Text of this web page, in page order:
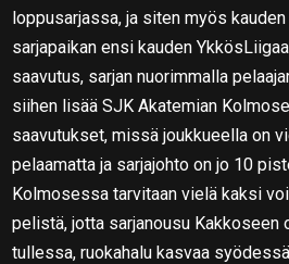
loppusarjassa, ja siten myös
sarjapaikan ensi kauden
saavutus, sarjan nuorimmalla
siihen lisää SJK Akatemian
saavutukset, missä joukkueella on
pelaamatta ja sarjajohto on jo 10
Kolmosessa tarvitaan vielä kaksi
pelistä, jotta sarjanousu Kakkoseen
tullessa, ruokahalu kasvaa